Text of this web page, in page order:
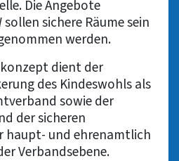
Die Angebote
sichere Räume sein
werden.
dient der
des Kindeswohls als
sowie der
der sicheren
haupt- und ehrenamtlich
Verbandsebene.